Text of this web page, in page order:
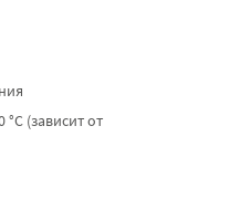
°C (зависит от